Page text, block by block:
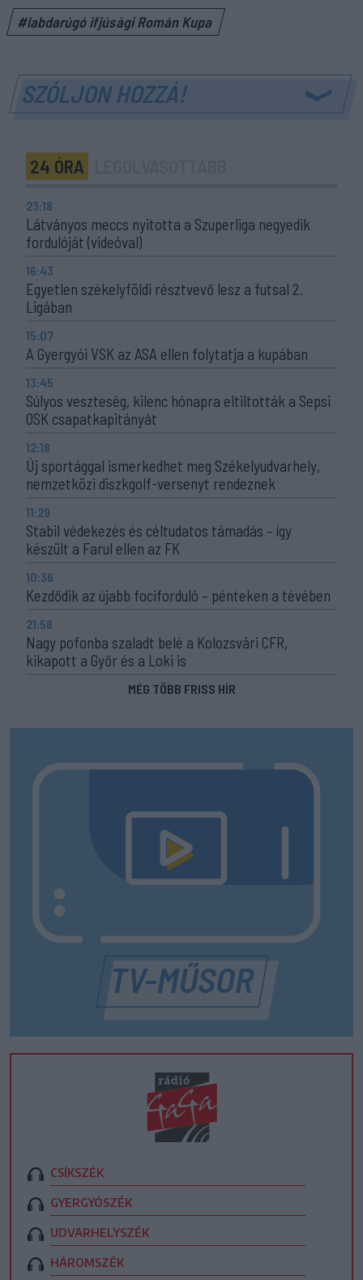
#labdarúgó ifjúsági Román Kupa
SZÓLJON HOZZÁ!
24 ÓRA
23:18
Látványos meccs nyitotta a Szuperliga negyedik
fordulóját (videóval)
16:43
Egyetlen székelyföldi résztvevő lesz a futsal 2.
Ligában
15:07
A Gyergyói VSK az ASA ellen folytatja a kupában
13:45
Súlyos veszteség, kilenc hónapra eltiltották a Sepsi
OSK csapatkapitányát
12:18
Új sportággal ismerkedhet meg Székelyudvarhely,
nemzetközi diszkgolf-versenyt rendeznek
11:29
Stabil védekezés és céltudatos támadás – így
készült a Farul ellen az FK
10:36
Kezdődik az újabb fociforduló – pénteken a tévében
21:58
Nagy pofonba szaladt belé a Kolozsvári CFR,
kikapott a Győr és a Loki is
MÉG TÖBB FRISS HÍR
CSÍKSZÉK
GYERGYÓSZÉK
UDVARHELYSZÉK
HÁROMSZÉK